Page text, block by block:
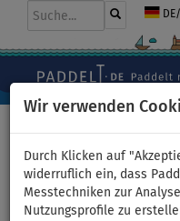
Wir verwenden
Durch Klicken auf
widerruflich ein, dass
Messtechniken zur
Nutzungsprofile zu